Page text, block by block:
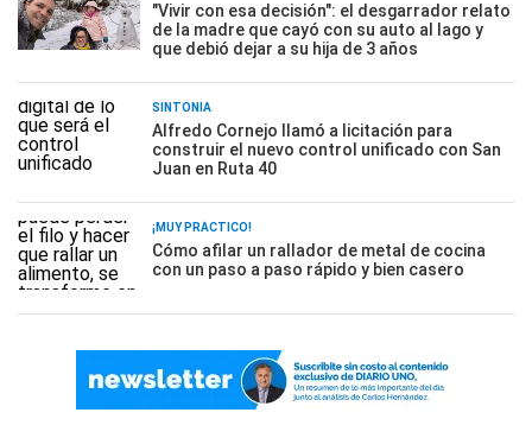
"Vivir con esa decisión": el desgarrador relato
de la madre que cayó con su auto al lago y
que debió dejar a su hija de 3 años
SINTONÍA
Alfredo Cornejo llamó a licitación para
construir el nuevo control unificado con San
Juan en Ruta 40
¡MUY PRÁCTICO!
Cómo afilar un rallador de metal de cocina
con un paso a paso rápido y bien casero